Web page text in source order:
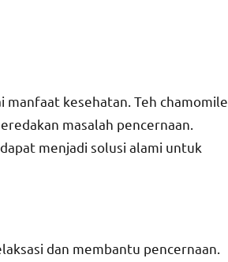
kesehatan. Teh chamomile
masalah pencernaan.
menjadi solusi alami untuk
dan membantu pencernaan.